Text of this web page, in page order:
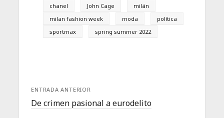
chanel
John Cage
milán
milan fashion week
moda
política
sportmax
spring summer 2022
ENTRADA ANTERIOR
De crimen pasional a eurodelito